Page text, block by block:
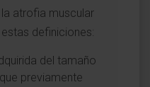
atrofia muscular
definiciones:
del tamaño
previamente